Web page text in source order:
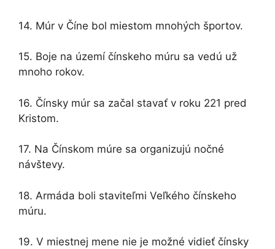
14. Múr v Číne bol miestom mnohých športov.
15. Boje na území čínskeho múru sa vedú už
mnoho rokov.
16. Čínsky múr sa začal stavať v roku 221 pred
Kristom.
17. Na Čínskom múre sa organizujú nočné
návštevy.
18. Armáda boli staviteľmi Veľkého čínskeho
múru.
19. V miestnej mene nie je možné vidieť čínsky